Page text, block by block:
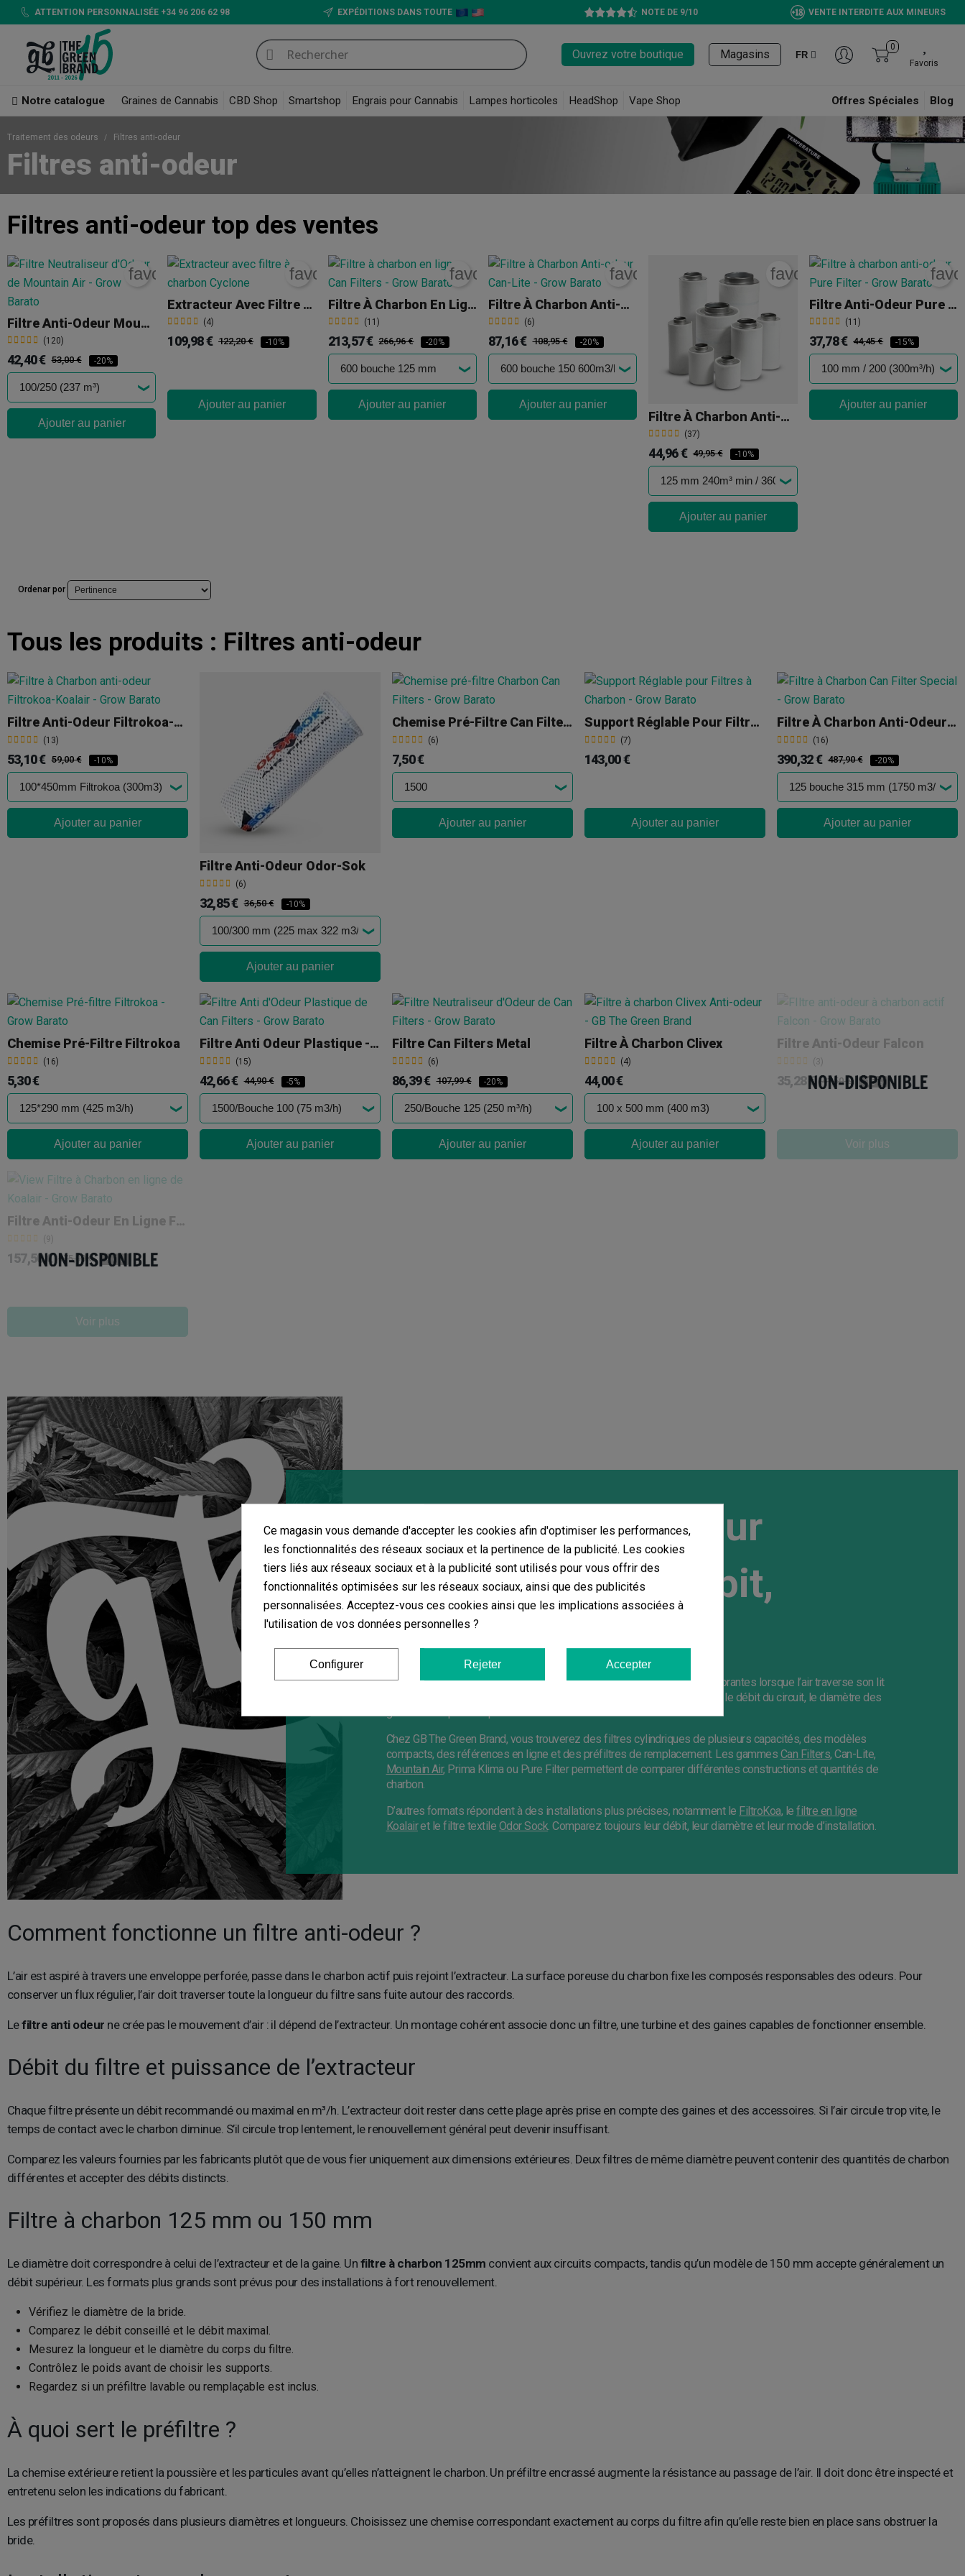
ATTENTION PERSONNALISÉE +34 96 206 62 98 EXPÉDITIONS DANS TOUTE NOTE DE 9/10 VENTE INTERDITE AUX MINEURS
Ouvrez votre boutique Magasins FR
0
Favoris
Notre catalogue Graines de Cannabis CBD Shop Smartshop Engrais pour Cannabis Lampes horticoles HeadShop Vape Shop Offres Spéciales Blog
Traitement des odeurs Filtres anti-odeur
Filtres anti-odeur
Filtres anti-odeur top des ventes
Filtre Anti-Odeur Mountain Air
(120)
favorite_border
42,40 € 53,00 € -20%
Ajouter au panier
Extracteur Avec Filtre À Charbon Cyclone
(4)
favorite_border
109,98 € 122,20 € -10%
Ajouter au panier
Filtre À Charbon En Ligne Can Filters
(11)
favorite_border
213,57 € 266,96 € -20%
Ajouter au panier
Filtre À Charbon Anti-Odeur Can-Lite
(6)
favorite_border
87,16 € 108,95 € -20%
Ajouter au panier
Filtre À Charbon Anti-Odeur Prima Klima
(37)
favorite_border
44,96 € 49,95 € -10%
Ajouter au panier
Filtre Anti-Odeur Pure Filter
(11)
37,78 € 44,45 € -15%
Ajouter au panier
Ordenar por
Tous les produits : Filtres anti-odeur
Filtre Anti-Odeur Filtrokoa-Koalair
(13)
53,10 € 59,00 € -10%
Ajouter au panier
Filtre Anti-Odeur Odor-Sok
(6)
32,85 € 36,50 € -10%
Ajouter au panier
Chemise Pré-Filtre Can Filters
(6)
7,50 €
Ajouter au panier
Support Réglable Pour Filtres À Charbon
(7)
143,00 €
Ajouter au panier
Filtre À Charbon Anti-Odeur Can Filters Special
(16)
390,32 € 487,90 € -20%
Ajouter au panier
Chemise Pré-Filtre Filtrokoa
(16)
5,30 €
Ajouter au panier
Filtre Anti Odeur Plastique - Can Filters
(15)
42,66 € 44,90 € -5%
Ajouter au panier
Filtre Can Filters Metal
(6)
86,39 € 107,99 € -20%
Ajouter au panier
Filtre À Charbon Clivex
(4)
44,00 €
Ajouter au panier
Filtre Anti-Odeur Falcon
(3)
35,28 € 41,50 € -15%
Voir plus
Filtre Anti-Odeur En Ligne Filtrokoa - Koalair
(9)
157,50 € 175,00 € -10%
Voir plus
Filtre à charbon pour
culture indoor : débit,
diamètre et durée
Un filtre à charbon culture indoor
retient une partie des molécules odorantes lorsque l’air traverse son lit
de charbon actif. Il fonctionne avec un extracteur et doit être choisi selon le débit du circuit, le diamètre des
gaines et l’espace disponible.
Chez GB The Green Brand, vous trouverez des filtres cylindriques de plusieurs capacités, des modèles
compacts, des références en ligne et des préfiltres de remplacement. Les gammes Can Filters, Can-Lite,
Mountain Air, Prima Klima ou Pure Filter permettent de comparer différentes constructions et quantités de
charbon.
D’autres formats répondent à des installations plus précises, notamment le FiltroKoa, lefiltre en ligne
Koalairet le filtre textile Odor Sock. Comparez toujours leur débit, leur diamètre et leur mode d’installation.
Comment fonctionne un filtre anti-odeur ?
L’air est aspiré à travers une enveloppe perforée, passe dans le charbon actif puis rejoint l’extracteur. La surface poreuse du charbon fixe les composés responsables des odeurs. Pour
conserver un flux régulier, l’air doit traverser toute la longueur du filtre sans fuite autour des raccords.
Lefiltre anti odeur ne crée pas le mouvement d’air : il dépend de l’extracteur. Un montage cohérent associe donc un filtre, une turbine et des gaines capables de fonctionner ensemble.
Débit du filtre et puissance de l’extracteur
Chaque filtre présente un débit recommandé ou maximal en m³/h. L’extracteur doit rester dans cette plage après prise en compte des gaines et des accessoires. Si l’air circule trop vite, le
temps de contact avec le charbon diminue. S’il circule trop lentement, le renouvellement général peut devenir insuffisant.
Comparez les valeurs fournies par les fabricants plutôt que de vous fier uniquement aux dimensions extérieures. Deux filtres de même diamètre peuvent contenir des quantités de charbon
différentes et accepter des débits distincts.
Filtre à charbon 125 mm ou 150 mm
Le diamètre doit correspondre à celui de l’extracteur et de la gaine. Un filtre à charbon 125mm convient aux circuits compacts, tandis qu’un modèle de 150 mm accepte généralement un
débit supérieur. Les formats plus grands sont prévus pour des installations à fort renouvellement.
Vérifiez le diamètre de la bride.
Comparez le débit conseillé et le débit maximal.
Mesurez la longueur et le diamètre du corps du filtre.
Contrôlez le poids avant de choisir les supports.
Regardez si un préfiltre lavable ou remplaçable est inclus.
À quoi sert le préfiltre ?
La chemise extérieure retient la poussière et les particules avant qu’elles n’atteignent le charbon. Un préfiltre encrassé augmente la résistance au passage de l’air. Il doit donc être inspecté et
entretenu selon les indications du fabricant.
Les préfiltres sont proposés dans plusieurs diamètres et longueurs. Choisissez une chemise correspondant exactement au corps du filtre afin qu’elle reste bien en place sans obstruer la
bride.
Ce magasin vous demande d'accepter les cookies afin d'optimiser les performances,
les fonctionnalités des réseaux sociaux et la pertinence de la publicité. Les cookies
tiers liés aux réseaux sociaux et à la publicité sont utilisés pour vous offrir des
fonctionnalités optimisées sur les réseaux sociaux, ainsi que des publicités
personnalisées. Acceptez-vous ces cookies ainsi que les implications associées à
l'utilisation de vos données personnelles ?
Configurer Rejeter Accepter